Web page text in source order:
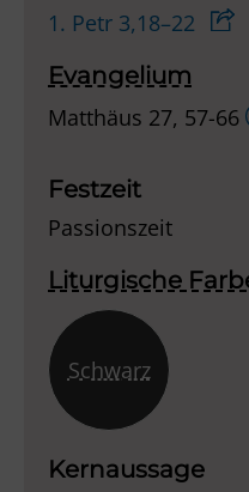
1. Petr 3,18–22
Evangelium
Matthäus 27, 57-66
Festzeit
Passionszeit
Liturgische
Schwarz
Kernaussage